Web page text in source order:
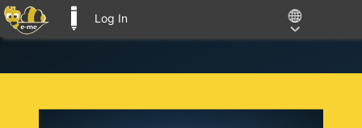
Log In